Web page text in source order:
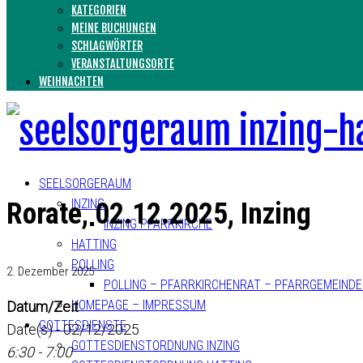
KATEGORIEN
MEINE BUCHUNGEN
SCHLAGWÖRTER
VERANSTALTUNGSORTE
WEIHNACHTEN
SEELSORGERAUM
INZING
INZING PFARRKIRCHE
HATTING
POLLING
POLLING – PFARRKIRCHENRAT –
HOMEPAGE – IMPRESSUM
GOTTESDIENSTE
GOTTESDIENSTORDNUNG INZING
Rorate, 02.12.2025, Inzing
2. Dezember 2025
Datum/Zeit
Date(s) - 02/12/2025
6:30 - 7:00